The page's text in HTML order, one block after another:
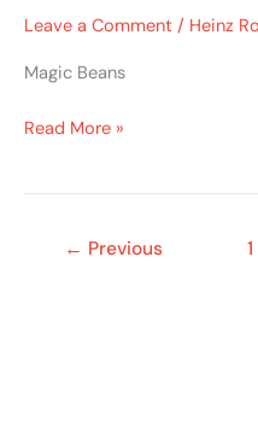
Leave a Comment / Heinz
Magic Beans
Read More »
← Previous 1